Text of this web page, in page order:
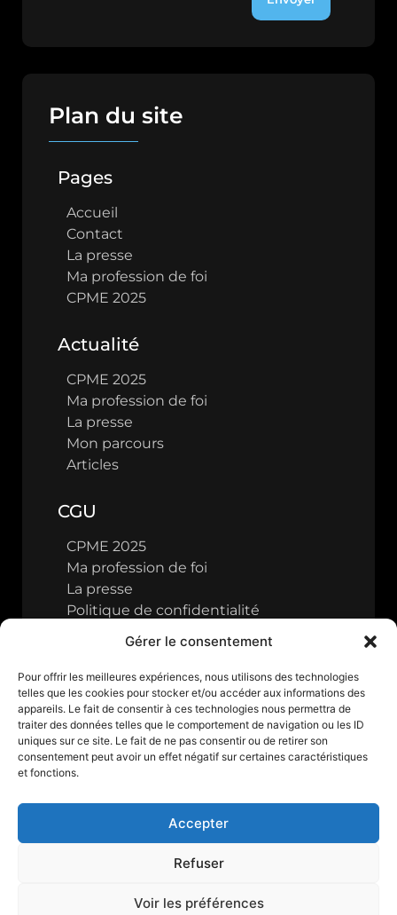
Gérer le consentement
Pour offrir les meilleures expériences, nous utilisons des technologies
telles que les cookies pour stocker et/ou accéder aux informations des
appareils. Le fait de consentir à ces technologies nous permettra de
traiter des données telles que le comportement de navigation ou les ID
uniques sur ce site. Le fait de ne pas consentir ou de retirer son
consentement peut avoir un effet négatif sur certaines caractéristiques
et fonctions.
Accepter
Refuser
Voir les préférences
Plan du site
Pages
Accueil
Contact
La presse
Ma profession de foi
CPME 2025
Actualité
CPME 2025
Ma profession de foi
La presse
Mon parcours
Articles
CGU
CPME 2025
Ma profession de foi
La presse
Politique de confidentialité